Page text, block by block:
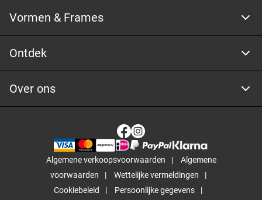
Vormen & Frames
Ontdek
Over ons
Algemene verkoopsvoorwaarden
Algemene
voorwaarden
Wettelijke vermeldingen
Cookiebeleid
Persoonlijke gegevens